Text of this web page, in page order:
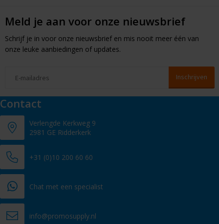
Meld je aan voor onze nieuwsbrief
Schrijf je in voor onze nieuwsbrief en mis nooit meer één van
onze leuke aanbiedingen of updates.
Contact
Verlengde Kerkweg 9
2981 GE Ridderkerk
+31 (0)10 200 60 60
Chat met een specialist
info@promosupply.nl